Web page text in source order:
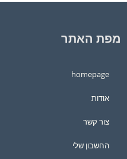
מפת האתר
homepage
אודות
צור קשר
החשבון שלי